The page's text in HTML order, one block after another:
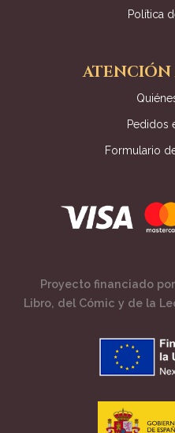
Política
ATENCIÓN
Pedidos
Formulario
Proyecto financiado
Libro, del Cómic y de la